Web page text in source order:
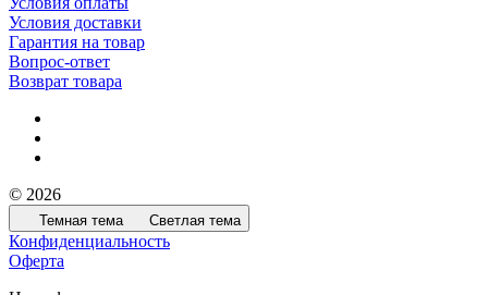
Условия доставки
Гарантия на товар
Вопрос-ответ
Возврат товара
© 2026
Темная тема Светлая тема
Конфиденциальность
Оферта